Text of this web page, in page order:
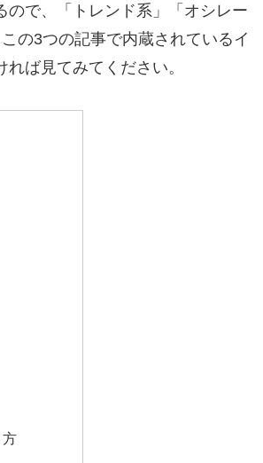
ので、「トレンド系」「オシレー
の3つの記事で内蔵されているイ
ば見てみてください。
方